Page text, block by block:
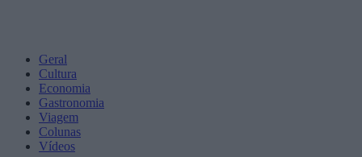
Geral
Cultura
Economia
Gastronomia
Viagem
Colunas
Vídeos